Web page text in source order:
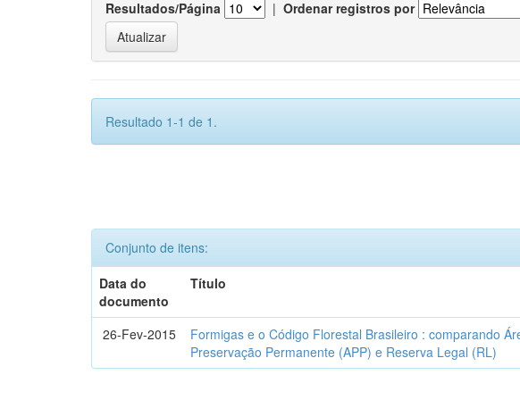
Resultados/Página | Ordenar registros por
Resultado 1-1 de 1.
Conjunto de itens:
Data do
documento
Título
26-Fev-2015
Formigas e o Código Florestal Brasileiro : comparando
Preservação Permanente (APP) e Reserva Legal (RL)